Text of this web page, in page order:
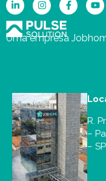
Uma empresa
R.
–
–